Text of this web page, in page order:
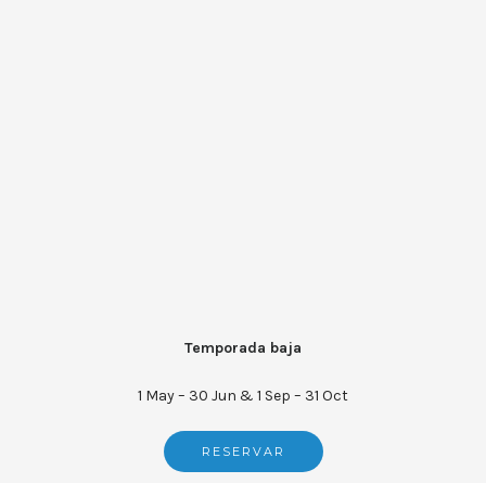
Temporada baja
1 May – 30 Jun & 1 Sep – 31 Oct
RESERVAR